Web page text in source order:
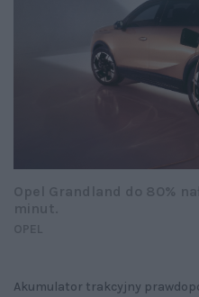
Akumulator trakcyjny